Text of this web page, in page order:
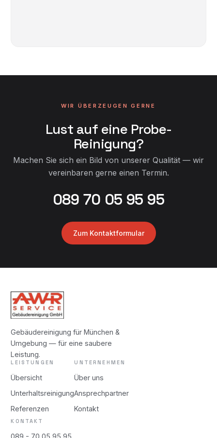
Daten an Google übertragen.
WIR ÜBERZEUGEN GERNE
Lust auf eine Probe-
Reinigung?
Machen Sie sich ein Bild von unserer Qualität — wir
vereinbaren gerne einen Termin.
089 70 05 95 95
Zum Kontaktformular
Gebäudereinigung für München &
Umgebung — für eine saubere
Leistung.
LEISTUNGEN
Übersicht
Unterhaltsreinigung
Referenzen
UNTERNEHMEN
Über uns
Ansprechpartner
Kontakt
KONTAKT
089 - 70 05 95 95